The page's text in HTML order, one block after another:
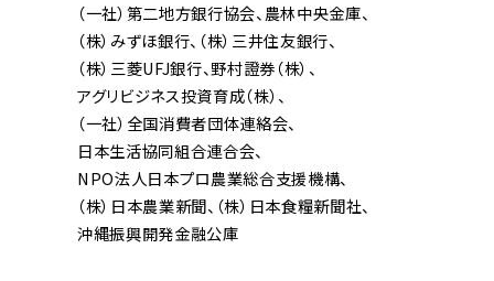
（一社）第二地方銀行協会 農林中央金庫
（株）みずほ銀行 （株）三井住友銀行
（株）三菱UFJ銀行 野村證券（株）
アグリビジネス投資育成（株）
（一社）全国消費者団体連絡会
日本生活協同組合連合会
NPO法人日本プロ農業総合支援機構
（株）日本農業新聞 （株）日本食糧新聞社
沖縄振興開発金融公庫